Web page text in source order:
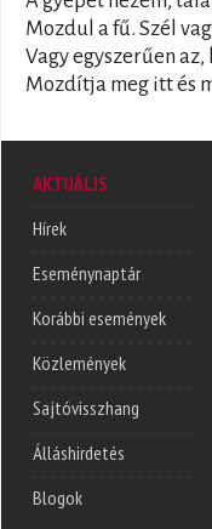
Mozdul a fű. Szél
Vagy egyszerűen az,
Mozdítja meg itt és
AKTUÁLIS
Hírek
Eseménynaptár
Korábbi események
Közlemények
Sajtóvisszhang
Álláshirdetés
Blogok